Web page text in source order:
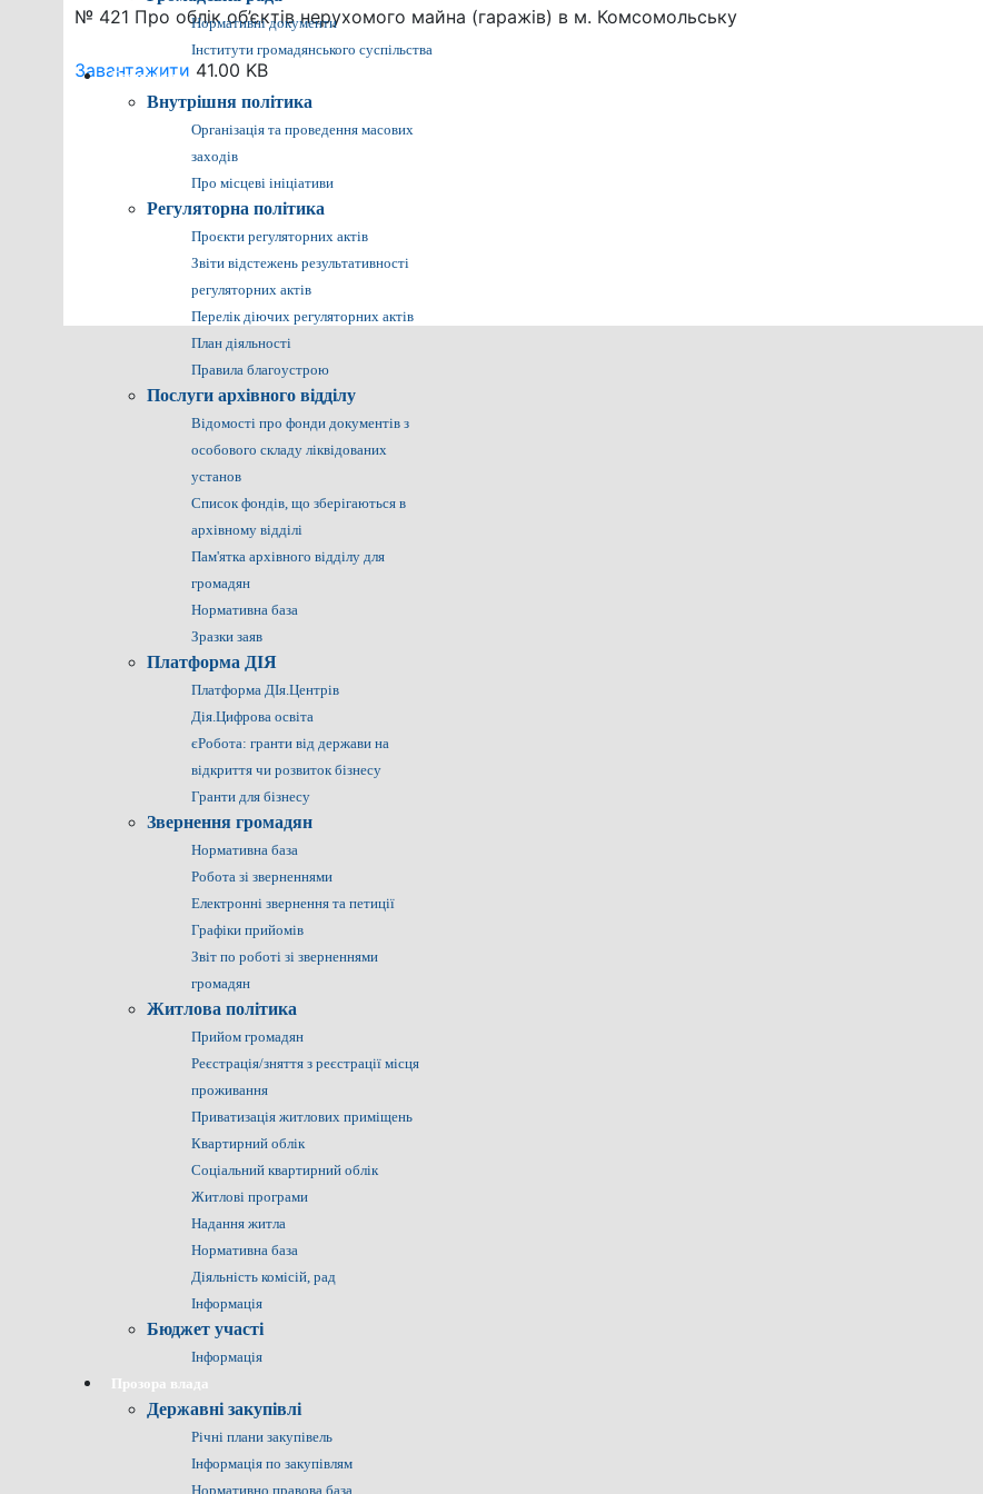
Нормативні документи
Інститути громадянського суспільства
Громадянам
Внутрішня політика
Організація та проведення масових
заходів
Про місцеві ініціативи
Регуляторна політика
Проєкти регуляторних актів
Звіти відстежень результативності
регуляторних актів
Перелік діючих регуляторних актів
План діяльності
Правила благоустрою
Послуги архівного відділу
Відомості про фонди документів з
особового складу ліквідованих
установ
Список фондів, що зберігаються в
архівному відділі
Пам'ятка архівного відділу для
громадян
Нормативна база
Зразки заяв
Платформа ДІЯ
Платформа ДІя.Центрів
Дія.Цифрова освіта
єРобота: гранти від держави на
відкриття чи розвиток бізнесу
Гранти для бізнесу
Звернення громадян
Нормативна база
Робота зі зверненнями
Електронні звернення та петиції
Графіки прийомів
Звіт по роботі зі зверненнями
громадян
Житлова політика
Прийом громадян
Реєстрація/зняття з реєстрації місця
проживання
Приватизація житлових приміщень
Квартирний облік
Соціальний квартирний облік
Житлові програми
Надання житла
Нормативна база
Діяльність комісій, рад
Інформація
Бюджет участі
Інформація
Прозора влада
Державні закупівлі
Річні плани закупівель
Інформація по закупівлям
Нормативно правова база
№ 421 Про облік об’єктів нерухомого майна (гаражів) в м. Комсомольську
Завантажити 41.00 KB